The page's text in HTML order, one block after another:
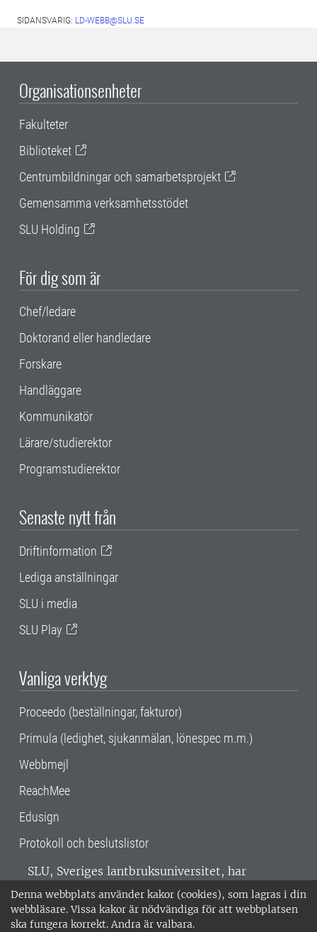
Denna webbplats använder kakor (cookies), som lagras i din
webbläsare. Vissa kakor är nödvändiga för att webbplatsen
ska fungera korrekt. Andra är valbara.
SIDANSVARIG: LD-WEBB@SLU.SE
Organisationsenheter
Fakulteter
Biblioteket
Centrumbildningar och samarbetsprojekt
Gemensamma verksamhetsstödet
SLU Holding
För dig som är
Chef/ledare
Doktorand eller handledare
Forskare
Handläggare
Kommunikatör
Lärare/studierektor
Programstudierektor
Senaste nytt från
Driftinformation
Lediga anställningar
SLU i media
SLU Play
Vanliga verktyg
Proceedo (beställningar, fakturor)
Primula (ledighet, sjukanmälan, lönespec m.m.)
Webbmejl
ReachMee
Edusign
Protokoll och beslutslistor
SLU, Sveriges lantbruksuniversitet, har
verksamhet över hela Sverige. Huvudorter är
Alnarp, Uppsala och Umeå.SLU är
miljöcertifierat enligt ISO 14001. •